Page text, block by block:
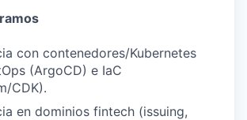
con contenedores/Kubernetes
(ArgoCD) e IaC
CDK).
en dominios fintech (issuing,